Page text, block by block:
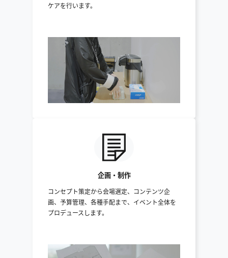
ケアを行います。
企画・制作
コンセプト策定から会場選定、コンテンツ企
画、予算管理、各種手配まで、イベント全体を
プロデュースします。